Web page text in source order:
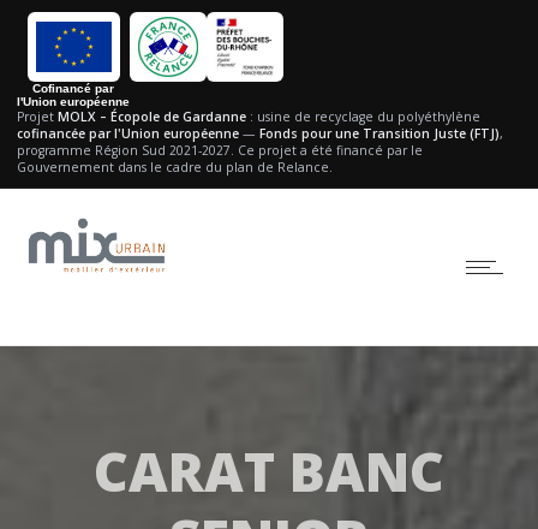
Cofinancé par
l'Union européenne
Projet MOLX – Écopole de Gardanne : usine de recyclage du polyéthylène
cofinancée par l'Union européenne — Fonds pour une Transition Juste (FTJ),
programme Région Sud 2021-2027. Ce projet a été financé par le
Gouvernement dans le cadre du plan de Relance.
CARAT BANC